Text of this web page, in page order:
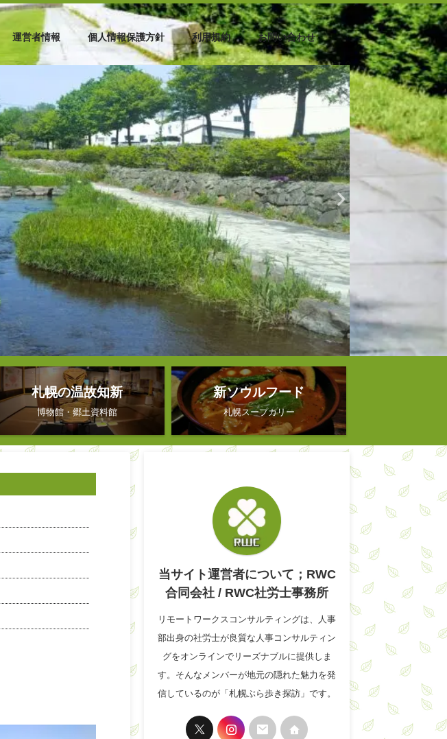
運営者情報 個人情報保護方針 利用規約 お問い合わせ
札幌の温故知新
博物館・郷土資料館
新ソウルフード
札幌スープカリー
当サイト運営者について；RWC
合同会社 / RWC社労士事務所
リモートワークスコンサルティングは、人事
部出身の社労士が良質な人事コンサルティン
グをオンラインでリーズナブルに提供しま
す。そんなメンバーが地元の隠れた魅力を発
信しているのが「札幌ぶら歩き探訪」です。